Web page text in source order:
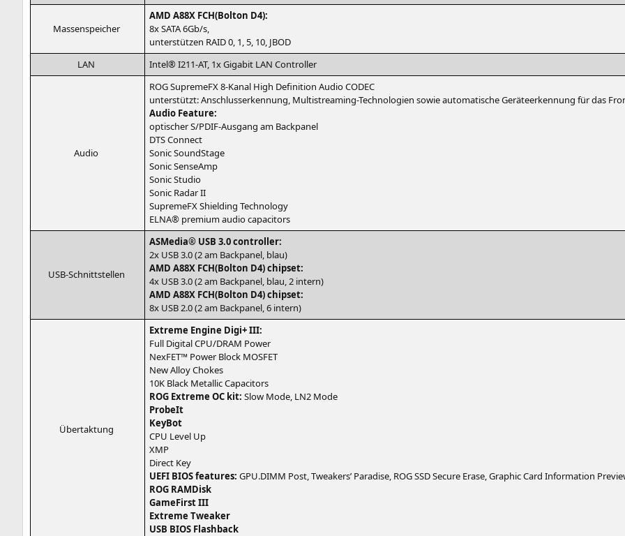
Mas­sen­spei­cher
AMD A88X FCH(Bolton D4):
8xSATA6Gb/s,
unter­stüt­zen RAID0, 1, 5, 10, JBOD
LAN
Intel®I211-AT, 1x Giga­bit LAN Controller
Audio
ROGSupreme­FX 8‑Kanal High Defi­ni­ti­on AudioCODEC
unter­stützt: Anschluss­erken­nung, Mul­ti­strea­ming-Tech­no­lo­gien sowie auto­ma­ti­sche Gerä­te­er­ken­nung für das
Audio Fea­ture:
opti­scher S/P­DIF-Aus­gang am Backpanel
DTSConnect
Sonic SoundStage
Sonic SenseAmp
Sonic Studio
Sonic RadarII
Supreme­FX Shiel­ding Technology
ELNA® pre­mi­um audio capacitors
USB-Schnitt­stel­len
ASMe­dia® USB 3.0 controller:
2x USB3.0 (2 am Back­pa­nel, blau)
AMD A88X FCH(Bolton D4) chipset:
4x USB3.0 (2 am Back­pa­nel, blau, 2 intern)
AMD A88X FCH(Bolton D4) chipset:
8x USB 2.0 (2 am Back­pa­nel, 6 intern)
Über­tak­tung
Extre­me Engi­ne Digi+III:
Full Digi­talCPU/DRAM Power
Nex­FET™ Power Block MOSFET
New Alloy Chokes
10K Black Metal­lic Capacitors
ROG Extre­me OC kit: Slow Mode, LN2 Mode
Pro­be­It
Key­Bot
CPU Level Up
XMP
Direct Key
UEFI BIOSfea­tures: GPU.DIMM Post, Twea­k­ers’ Para­di­se, ROGSSDSecu­re Era­se, Gra­phic Card Infor­ma­ti­on
ROG RAM­Disk
Game­FirstIII
Extre­me Tweaker
USB BIOS Flashback